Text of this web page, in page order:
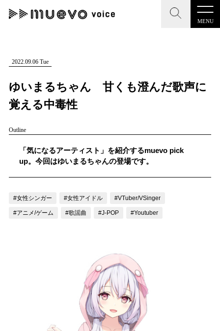
MENU
CLOSE
記事を検索する
人気ワード
#男性SSW #ポップス #女性SSW
CLOSE
"読者の声を形にする”音楽特化メディア
MENU
記事一覧
お問い合わせ
muevoクラウドファンディング
muevoコミュニティ
2022.09.06 Tue
ゆいまるちゃん 甘くも澄んだ歌声に
覚える中毒性
Outline
「気になるアーティスト」を紹介するmuevo pick
up。今回はゆいまるちゃんの登場です。
#女性シンガー #女性アイドル #VTuber/VSinger
#アニメ/ゲーム #歌謡曲 #J-POP #Youtuber